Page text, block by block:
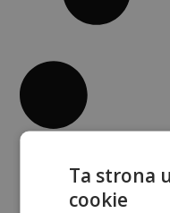
Ta strona
cookie